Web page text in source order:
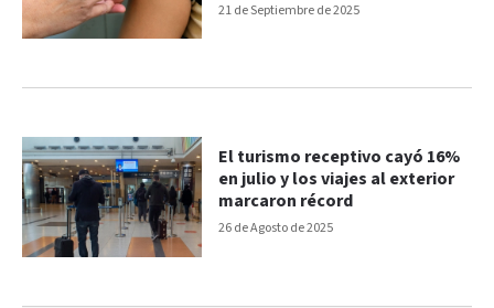
21 de Septiembre de 2025
26 de Agosto de 2025
El turismo receptivo cayó 16%
en julio y los viajes al exterior
marcaron récord